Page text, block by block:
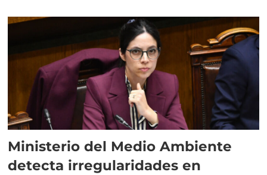
Ministerio del Medio Ambiente
detecta irregularidades en